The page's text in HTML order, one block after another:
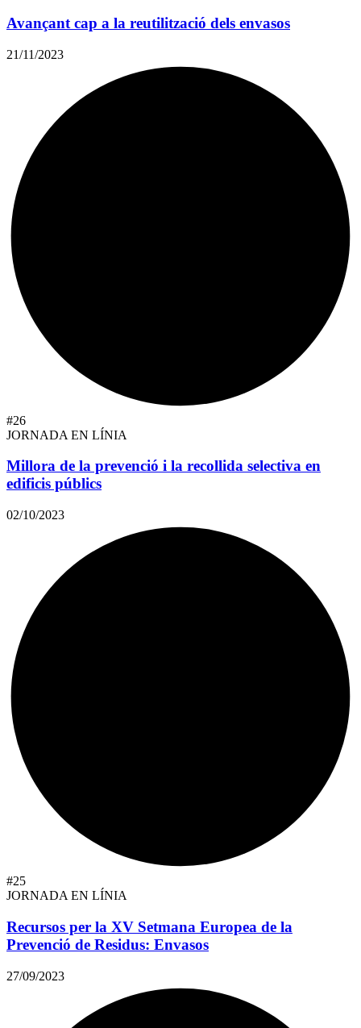
Avançant cap a la reutilització dels envasos
21/11/2023
#26
JORNADA EN LÍNIA
Millora de la prevenció i la recollida selectiva en
edificis públics
02/10/2023
#25
JORNADA EN LÍNIA
Recursos per la XV Setmana Europea de la
Prevenció de Residus: Envasos
27/09/2023